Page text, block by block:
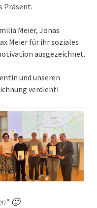
Präsent.
Meier, Jonas
Meier für ihr soziales
ausgezeichnet.
und unseren
verdient!
🙂